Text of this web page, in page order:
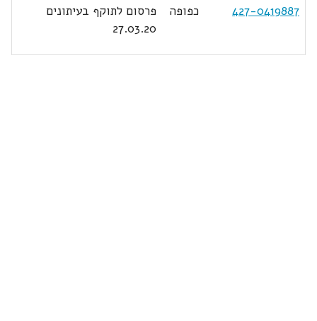
427-0419887
כפופה
פרסום לתוקף בעיתונים
27.03.20